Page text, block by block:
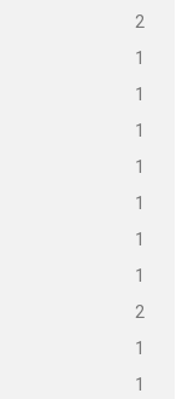
2
1
1
1
1
1
1
1
2
1
1